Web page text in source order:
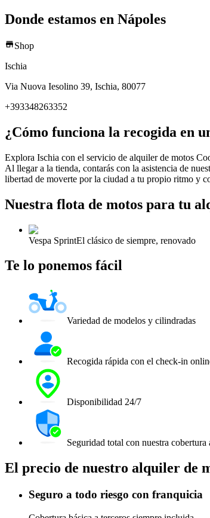
Donde estamos en Nápoles
Shop
Ischia
Via Nuova Iesolino 39, Ischia, 80077
+393348263352
¿Cómo funciona la recogida en
Explora Ischia con el servicio de alquiler de motos
Al llegar a la tienda, contarás con la asistencia de
libertad de moverte por la ciudad a tu propio ritmo y
Nuestra flota de motos para tu
Vespa SprintEl clásico de siempre, renovado
Te lo ponemos fácil
Variedad de modelos y cilindradas
Recogida rápida con el check-in
Disponibilidad 24/7
Seguridad total con nuestra cobertura
El precio de nuestro alquiler de
Seguro a todo riesgo con franquicia